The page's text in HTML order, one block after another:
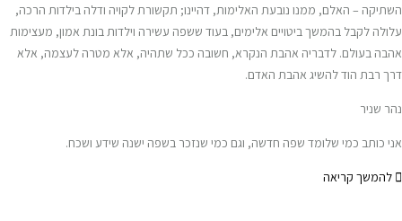
השתיקה – האלם, ממנו נובעת האלימות, דהיינו; תקשורת לקויה ודלה בילדות הרכה,
עלולה לקבל בהמשך ביטויים אלימים, בעוד ששפה עשירה וילדות בונת אמון, מעצימות
אהבה בעולם. לדבריה אהבת הנקרא, חשובה ככל שתהיה, אלא מטרה לעצמה, אלא
דרך רבת הוד להשיג אהבת האדם.
נהר שניר
אני כותב כמי שלומד שפה חדשה, וגם כמי שנזכר בשפה ישנה שידע ושכח.
להמשך קריאה